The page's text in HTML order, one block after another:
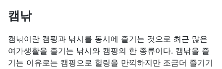
캠낚
캠낚이란 캠핑과 낚시를 동시에 즐기는 것으로 최근 많은
여가생활을 즐기는 낚시와 캠핑의 한 종류이다. 캠낚을 즐
기는 이유로는 캠핑으로 힐링을 만끽하지만 조금더 즐기기